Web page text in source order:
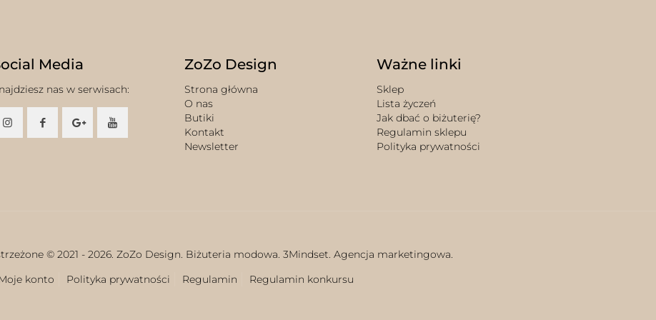
Media
nas w serwisach:
ZoZo Design
Strona główna
O nas
Butiki
Kontakt
Newsletter
Ważne linki
Sklep
Lista życzeń
Jak dbać o biżuterię?
Regulamin sklepu
Polityka prywatności
© 2021 - 2026. ZoZo Design. Biżuteria modowa. 3Mindset. Agencja marketingowa.
konto
Polityka prywatności Regulamin
Regulamin konkursu